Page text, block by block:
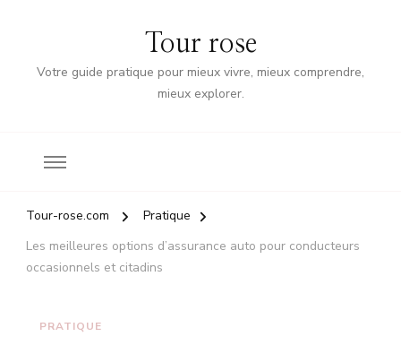
Tour rose
Votre guide pratique pour mieux vivre, mieux comprendre,
mieux explorer.
Tour-rose.com
Pratique
Les meilleures options d’assurance auto pour conducteurs
occasionnels et citadins
PRATIQUE